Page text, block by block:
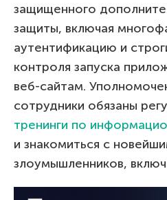
защищенного
защиты, включая
аутентификацию и
контроля запуска
веб-сайтам.
сотрудники обязаны
тренинги по
и знакомиться с
злоумышленников,